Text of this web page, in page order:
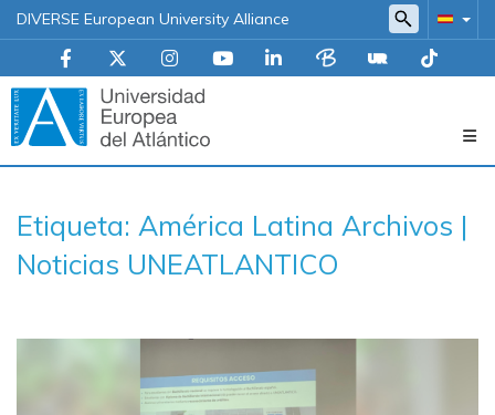
DIVERSE European University Alliance
principal
Etiqueta: América Latina Archivos |
Noticias UNEATLANTICO